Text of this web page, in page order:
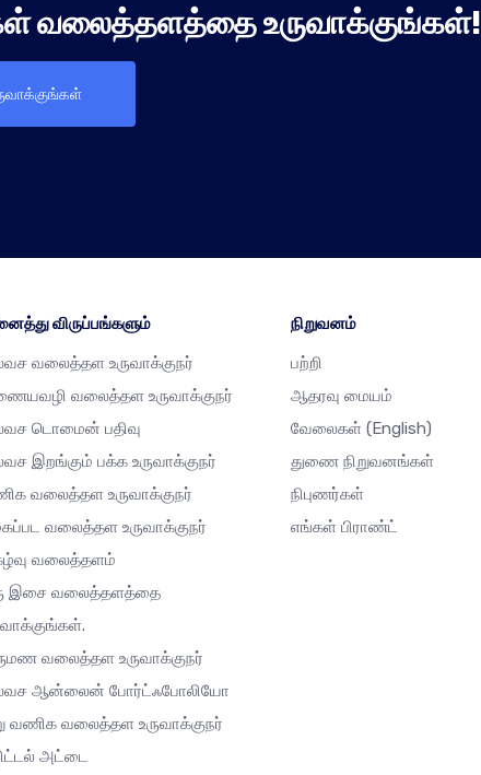
வலைத்தளத்தை உருவாக்குங்கள்!
விருப்பங்களும்
வலைத்தள உருவாக்குநர்
வலைத்தள உருவாக்குநர்
டொமைன் பதிவு
இறங்கும் பக்க உருவாக்குநர்
வலைத்தள உருவாக்குநர்
வலைத்தள உருவாக்குநர்
வலைத்தளம்
இசை வலைத்தளத்தை
வலைத்தள உருவாக்குநர்
ஆன்லைன் போர்ட்ஃபோலியோ
வணிக வலைத்தள உருவாக்குநர்
அட்டை
நிறுவனம்
பற்றி
ஆதரவு மையம்
வேலைகள் (English)
துணை நிறுவனங்கள்
நிபுணர்கள்
எங்கள் பிராண்ட்